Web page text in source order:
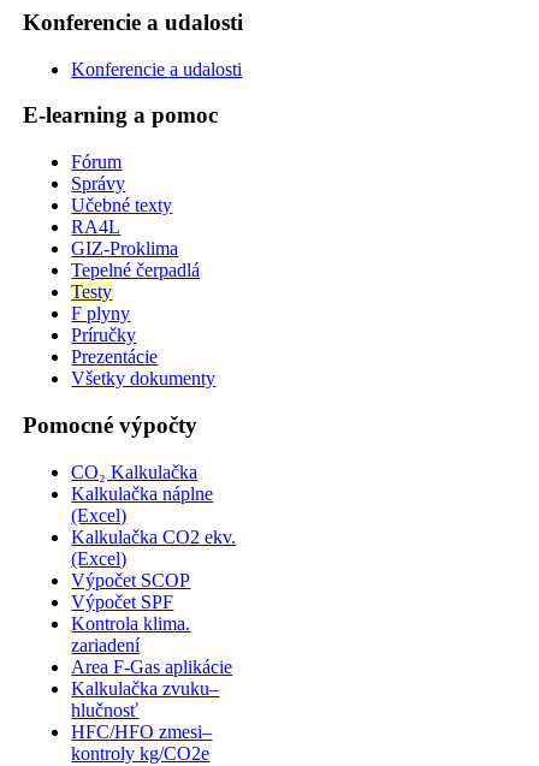
Konferencie a udalosti
Konferencie a udalosti
E-learning a pomoc
Fórum
Správy
Učebné texty
RA4L
GIZ-Proklima
Tepelné čerpadlá
Testy
F plyny
Príručky
Prezentácie
Všetky dokumenty
Pomocné výpočty
CO₂ Kalkulačka
Kalkulačka náplne
(Excel)
Kalkulačka CO2 ekv.
(Excel)
Výpočet SCOP
Výpočet SPF
Kontrola klima.
zariadení
Area F-Gas aplikácie
Kalkulačka zvuku–
hlučnosť
HFC/HFO zmesi–
kontroly kg/CO2e